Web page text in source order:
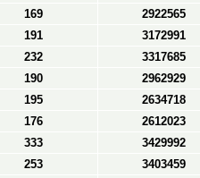
169
2922565
191
3172991
232
3317685
190
2962929
195
2634718
176
2612023
333
3429992
253
3403459